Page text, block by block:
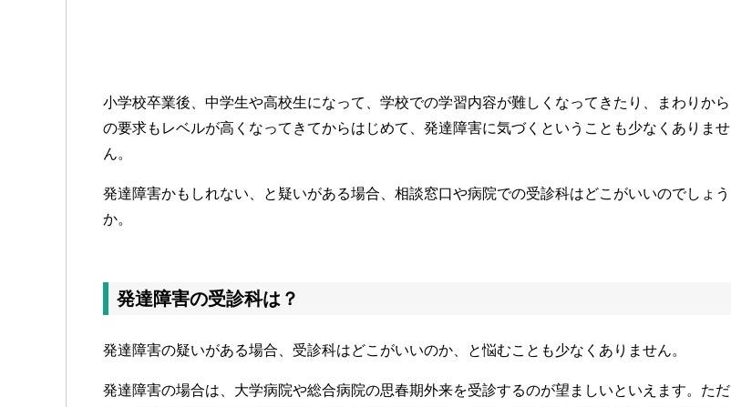
小学校卒業後、中学生や高校生になって、学校での学習内容が難しくなってきたり、まわりから
の要求もレベルが高くなってきてからはじめて、発達障害に気づくということも少なくありませ
ん。
発達障害かもしれない、と疑いがある場合、相談窓口や病院での受診科はどこがいいのでしょう
か。
発達障害の受診科は？
発達障害の疑いがある場合、受診科はどこがいいのか、と悩むことも少なくありません。
発達障害の場合は、大学病院や総合病院の思春期外来を受診するのが望ましいといえます。ただ